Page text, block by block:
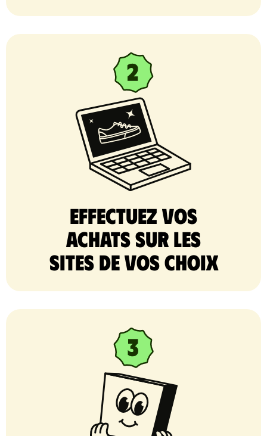
Effectuez vos
achats sur les
sites de vos choix